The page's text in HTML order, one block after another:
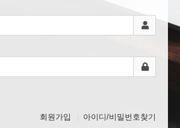
회원가입 아이디/비밀번호찾기